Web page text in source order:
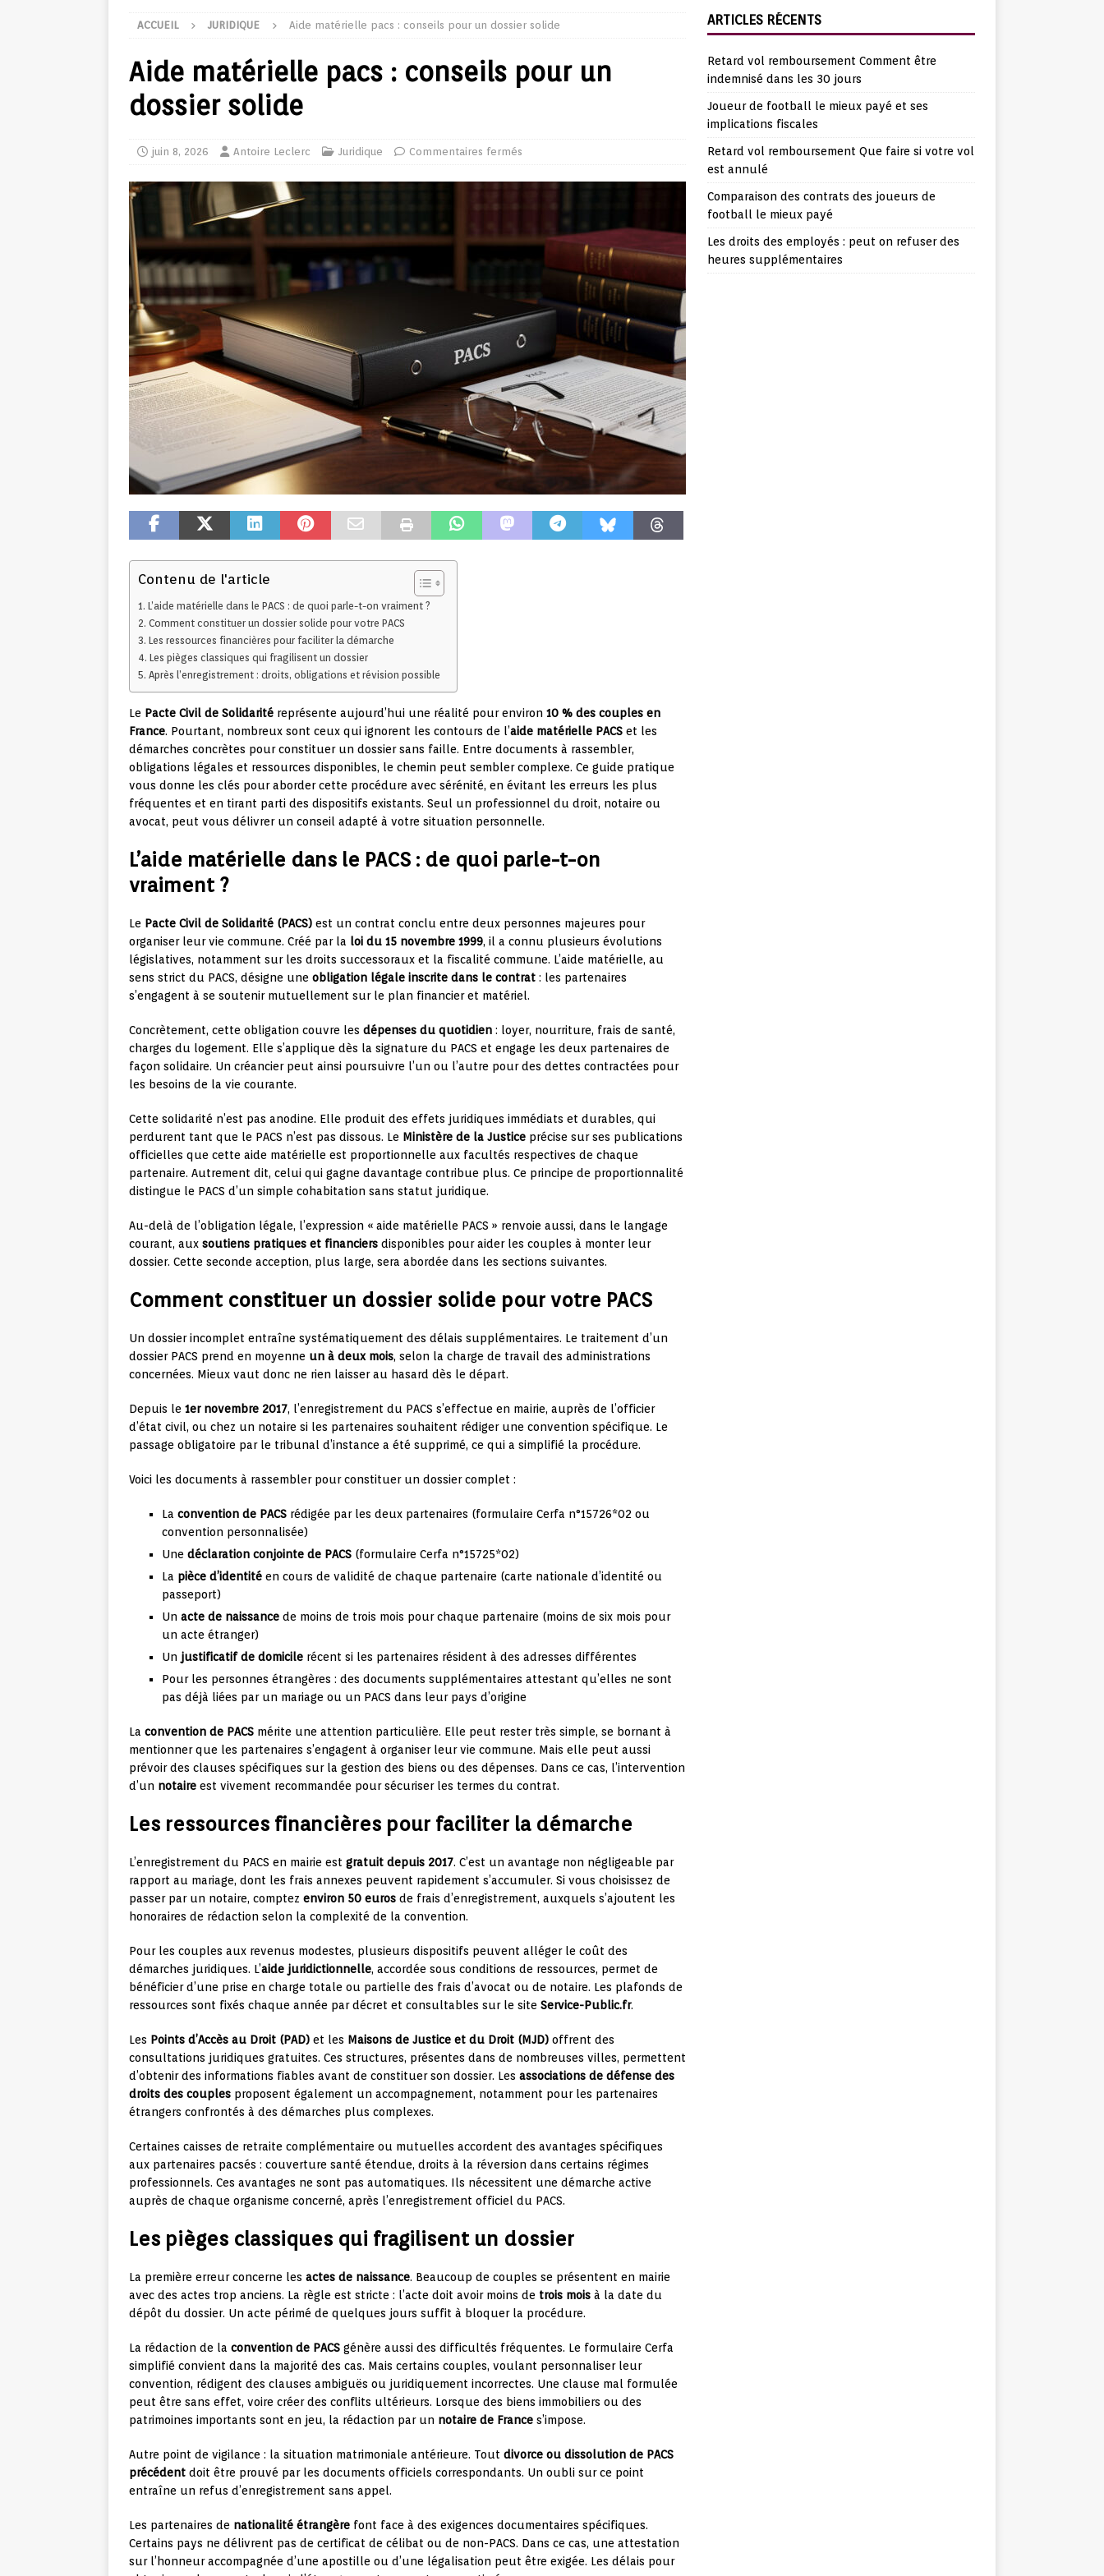
ACCUEIL JURIDIQUE Aide matérielle pacs : conseils pour un dossier solide
Aide matérielle pacs : conseils pour un
dossier solide
juin 8, 2026 Antoire Leclerc Juridique Commentaires fermés
Contenu de l'article
L’aide matérielle dans le PACS : de quoi parle-t-on vraiment ?
Comment constituer un dossier solide pour votre PACS
Les ressources financières pour faciliter la démarche
Les pièges classiques qui fragilisent un dossier
Après l’enregistrement : droits, obligations et révision possible
Le Pacte Civil de Solidarité représente aujourd’hui une réalité pour environ 10 % des couples en
France. Pourtant, nombreux sont ceux qui ignorent les contours de l’aide matérielle PACS et les
démarches concrètes pour constituer un dossier sans faille. Entre documents à rassembler,
obligations légales et ressources disponibles, le chemin peut sembler complexe. Ce guide pratique
vous donne les clés pour aborder cette procédure avec sérénité, en évitant les erreurs les plus
fréquentes et en tirant parti des dispositifs existants. Seul un professionnel du droit, notaire ou
avocat, peut vous délivrer un conseil adapté à votre situation personnelle.
L’aide matérielle dans le PACS : de quoi parle-t-on
vraiment ?
Le Pacte Civil de Solidarité (PACS) est un contrat conclu entre deux personnes majeures pour
organiser leur vie commune. Créé par la loi du 15 novembre 1999, il a connu plusieurs évolutions
législatives, notamment sur les droits successoraux et la fiscalité commune. L’aide matérielle, au
sens strict du PACS, désigne une obligation légale inscrite dans le contrat : les partenaires
s’engagent à se soutenir mutuellement sur le plan financier et matériel.
Concrètement, cette obligation couvre les dépenses du quotidien : loyer, nourriture, frais de santé,
charges du logement. Elle s’applique dès la signature du PACS et engage les deux partenaires de
façon solidaire. Un créancier peut ainsi poursuivre l’un ou l’autre pour des dettes contractées pour
les besoins de la vie courante.
Cette solidarité n’est pas anodine. Elle produit des effets juridiques immédiats et durables, qui
perdurent tant que le PACS n’est pas dissous. Le Ministère de la Justice précise sur ses publications
officielles que cette aide matérielle est proportionnelle aux facultés respectives de chaque
partenaire. Autrement dit, celui qui gagne davantage contribue plus. Ce principe de proportionnalité
distingue le PACS d’un simple cohabitation sans statut juridique.
Au-delà de l’obligation légale, l’expression « aide matérielle PACS » renvoie aussi, dans le langage
courant, aux soutiens pratiques et financiers disponibles pour aider les couples à monter leur
dossier. Cette seconde acception, plus large, sera abordée dans les sections suivantes.
Comment constituer un dossier solide pour votre PACS
Un dossier incomplet entraîne systématiquement des délais supplémentaires. Le traitement d’un
dossier PACS prend en moyenne un à deux mois, selon la charge de travail des administrations
concernées. Mieux vaut donc ne rien laisser au hasard dès le départ.
Depuis le 1er novembre 2017, l’enregistrement du PACS s’effectue en mairie, auprès de l’officier
d’état civil, ou chez un notaire si les partenaires souhaitent rédiger une convention spécifique. Le
passage obligatoire par le tribunal d’instance a été supprimé, ce qui a simplifié la procédure.
Voici les documents à rassembler pour constituer un dossier complet :
La convention de PACS rédigée par les deux partenaires (formulaire Cerfa n°15726*02 ou
convention personnalisée)
Une déclaration conjointe de PACS (formulaire Cerfa n°15725*02)
La pièce d’identité en cours de validité de chaque partenaire (carte nationale d’identité ou
passeport)
Un acte de naissance de moins de trois mois pour chaque partenaire (moins de six mois pour
un acte étranger)
Un justificatif de domicile récent si les partenaires résident à des adresses différentes
Pour les personnes étrangères : des documents supplémentaires attestant qu’elles ne sont
pas déjà liées par un mariage ou un PACS dans leur pays d’origine
La convention de PACS mérite une attention particulière. Elle peut rester très simple, se bornant à
mentionner que les partenaires s’engagent à organiser leur vie commune. Mais elle peut aussi
prévoir des clauses spécifiques sur la gestion des biens ou des dépenses. Dans ce cas, l’intervention
d’un notaire est vivement recommandée pour sécuriser les termes du contrat.
Les ressources financières pour faciliter la démarche
L’enregistrement du PACS en mairie est gratuit depuis 2017. C’est un avantage non négligeable par
rapport au mariage, dont les frais annexes peuvent rapidement s’accumuler. Si vous choisissez de
passer par un notaire, comptez environ 50 euros de frais d’enregistrement, auxquels s’ajoutent les
honoraires de rédaction selon la complexité de la convention.
Pour les couples aux revenus modestes, plusieurs dispositifs peuvent alléger le coût des
démarches juridiques. L’aide juridictionnelle, accordée sous conditions de ressources, permet de
bénéficier d’une prise en charge totale ou partielle des frais d’avocat ou de notaire. Les plafonds de
ressources sont fixés chaque année par décret et consultables sur le site Service-Public.fr.
Les Points d’Accès au Droit (PAD) et les Maisons de Justice et du Droit (MJD) offrent des
consultations juridiques gratuites. Ces structures, présentes dans de nombreuses villes, permettent
d’obtenir des informations fiables avant de constituer son dossier. Les associations de défense des
droits des couples proposent également un accompagnement, notamment pour les partenaires
étrangers confrontés à des démarches plus complexes.
Certaines caisses de retraite complémentaire ou mutuelles accordent des avantages spécifiques
aux partenaires pacsés : couverture santé étendue, droits à la réversion dans certains régimes
professionnels. Ces avantages ne sont pas automatiques. Ils nécessitent une démarche active
auprès de chaque organisme concerné, après l’enregistrement officiel du PACS.
Les pièges classiques qui fragilisent un dossier
La première erreur concerne les actes de naissance. Beaucoup de couples se présentent en mairie
avec des actes trop anciens. La règle est stricte : l’acte doit avoir moins de trois mois à la date du
dépôt du dossier. Un acte périmé de quelques jours suffit à bloquer la procédure.
La rédaction de la convention de PACS génère aussi des difficultés fréquentes. Le formulaire Cerfa
simplifié convient dans la majorité des cas. Mais certains couples, voulant personnaliser leur
convention, rédigent des clauses ambiguës ou juridiquement incorrectes. Une clause mal formulée
peut être sans effet, voire créer des conflits ultérieurs. Lorsque des biens immobiliers ou des
patrimoines importants sont en jeu, la rédaction par un notaire de France s’impose.
Autre point de vigilance : la situation matrimoniale antérieure. Tout divorce ou dissolution de PACS
précédent doit être prouvé par les documents officiels correspondants. Un oubli sur ce point
entraîne un refus d’enregistrement sans appel.
Les partenaires de nationalité étrangère font face à des exigences documentaires spécifiques.
Certains pays ne délivrent pas de certificat de célibat ou de non-PACS. Dans ce cas, une attestation
sur l’honneur accompagnée d’une apostille ou d’une légalisation peut être exigée. Les délais pour
ARTICLES RÉCENTS
Retard vol remboursement Comment être
indemnisé dans les 30 jours
Joueur de football le mieux payé et ses
implications fiscales
Retard vol remboursement Que faire si votre vol
est annulé
Comparaison des contrats des joueurs de
football le mieux payé
Les droits des employés : peut on refuser des
heures supplémentaires